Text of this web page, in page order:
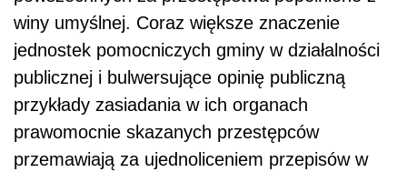
winy umyślnej. Coraz większe znaczenie
jednostek pomocniczych gminy w działalności
publicznej i bulwersujące opinię publiczną
przykłady zasiadania w ich organach
prawomocnie skazanych przestępców
przemawiają za ujednoliceniem przepisów w